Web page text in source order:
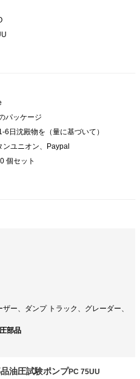
パッケージ
6日沈殿物を（量に基づいて）
ンユニオン、Paypal
個セット
ー、ダンプ トラック、グレーダー、
部品
油圧試験ポンプPC 75UU